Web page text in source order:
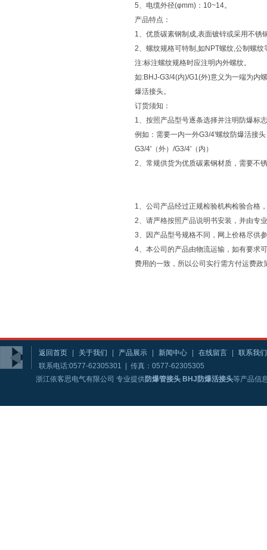
5、电缆外径(φmm)：10~14。
产品特点：
1、优质碳素钢制成,表面镀锌或采用不锈
2、螺纹规格可特制,如NPT螺纹,公制螺纹
注:标注螺纹规格时应注明内外螺纹。
如:BHJ-G3/4(内)/G1(外)意义为一端为内
爆活接头。
订货须知：
1、按照产品型号逐条选择并注明防爆标
例如：需要一内一外G3/4'螺纹防爆活接
G3/4'（外）/G3/4'（内）
2、常规供货为优质碳素钢材质，需要不
1、公司产品经过正规检验机构检验合格
2、请严格按照产品说明书安装，并由专
3、因产品型号规格不同，网上价格尽供
4、本公司的产品由物流运输，如有要求
费用的一致，所以公司实行需方付运费政
返回首页 关于我们 产品展示 新闻中心 在线留言
联系我们
联系电话:0577-62305301 | 传真：0577-62305305
浙江依客思电气有限公司 专业提供防爆管接头 BHJ防爆活接头等产品信